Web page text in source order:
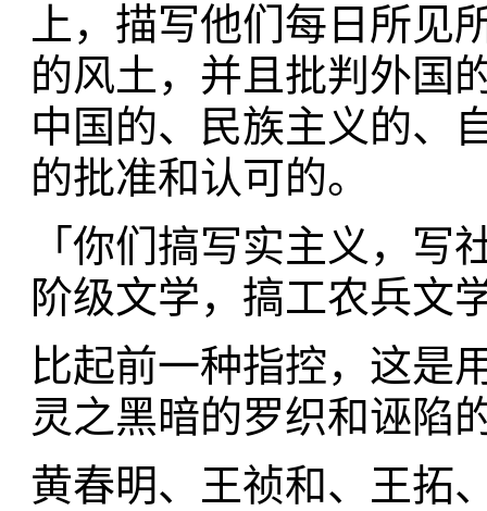
上，描写他们每日所见
的风土，并且批判外国
中国的、民族主义的、
的批准和认可的。
「你们搞写实主义，
阶级文学，搞工农兵文
比起前一种指控，这是
灵之黑暗的罗织和诬陷
黄春明、王祯和、王拓